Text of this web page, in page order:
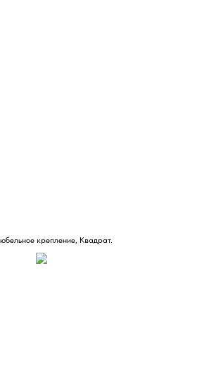
крепление, Квадрат.